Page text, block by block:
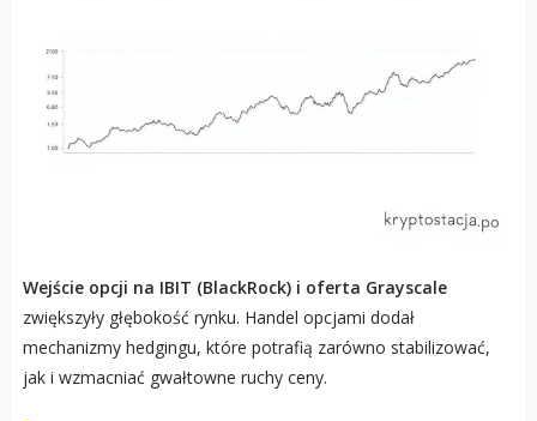
Wejście opcji na IBIT (BlackRock) i oferta Grayscale
zwiększyły głębokość rynku. Handel opcjami dodał
mechanizmy hedgingu, które potrafią zarówno stabilizować,
jak i wzmacniać gwałtowne ruchy ceny.